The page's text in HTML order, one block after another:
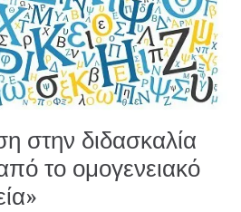
στην διδασκαλία
το ομογενειακό